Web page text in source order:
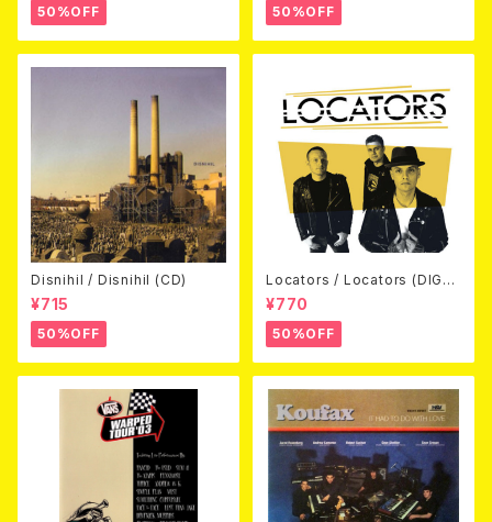
50%OFF 50%OFF
Disnihil / Disnihil (CD)
¥715
50%OFF
Locators / Locators (DIGPA
CK CD)
¥770
50%OFF